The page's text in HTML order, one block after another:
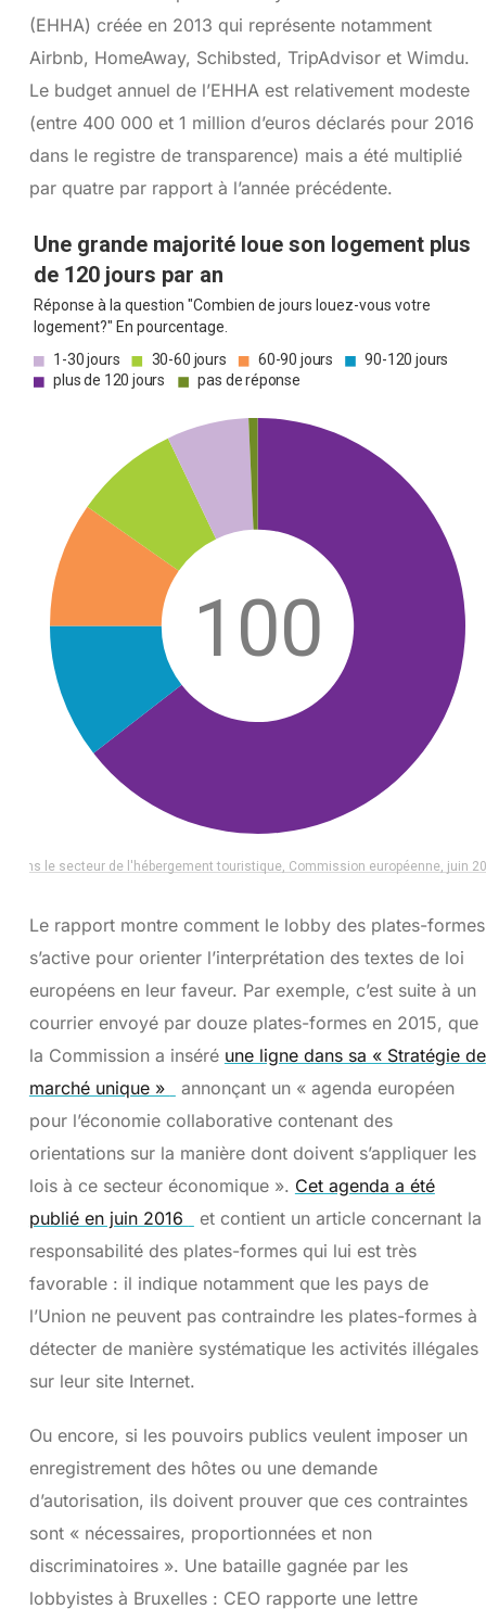
(EHHA) créée en 2013 qui représente notamment
Airbnb, HomeAway, Schibsted, TripAdvisor et Wimdu.
Le budget annuel de l’EHHA est relativement modeste
(entre 400 000 et 1 million d’euros déclarés pour 2016
dans le registre de transparence) mais a été multiplié
par quatre par rapport à l’année précédente.
Le rapport montre comment le lobby des plates-formes
s’active pour orienter l’interprétation des textes de loi
européens en leur faveur. Par exemple, c’est suite à un
courrier envoyé par douze plates-formes en 2015, que
la Commission a inséré une ligne dans sa « Stratégie de
marché unique »
annonçant un « agenda européen
pour l’économie collaborative contenant des
orientations sur la manière dont doivent s’appliquer les
lois à ce secteur économique ». Cet agenda a été
publié en juin 2016
et contient un article concernant la
responsabilité des plates-formes qui lui est très
favorable : il indique notamment que les pays de
l’Union ne peuvent pas contraindre les plates-formes à
détecter de manière systématique les activités illégales
sur leur site Internet.
Ou encore, si les pouvoirs publics veulent imposer un
enregistrement des hôtes ou une demande
d’autorisation, ils doivent prouver que ces contraintes
sont « nécessaires, proportionnées et non
discriminatoires ». Une bataille gagnée par les
lobbyistes à Bruxelles : CEO rapporte une lettre